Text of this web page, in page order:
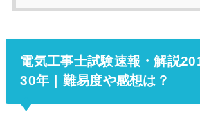
電気工事士試験速報・解説
30年｜難易度や感想は？